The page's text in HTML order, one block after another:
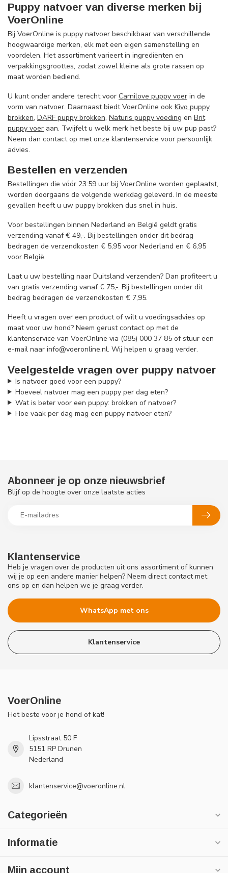
Puppy natvoer van diverse merken bij
VoerOnline
Bij VoerOnline is puppy natvoer beschikbaar van verschillende
hoogwaardige merken, elk met een eigen samenstelling en
voordelen. Het assortiment varieert in ingrediënten en
verpakkingsgroottes, zodat zowel kleine als grote rassen op
maat worden bediend.
U kunt onder andere terecht voor Carnilove puppy voer in de
vorm van natvoer. Daarnaast biedt VoerOnline ook Kivo puppy
brokken, DARF puppy brokken, Naturis puppy voeding en Brit
puppy voer aan. Twijfelt u welk merk het beste bij uw pup past?
Neem dan contact op met onze klantenservice voor persoonlijk
advies.
Bestellen en verzenden
Bestellingen die vóór 23:59 uur bij VoerOnline worden geplaatst,
worden doorgaans de volgende werkdag geleverd. In de meeste
gevallen heeft u uw puppy brokken dus snel in huis.
Voor bestellingen binnen Nederland en België geldt gratis
verzending vanaf € 49,-. Bij bestellingen onder dit bedrag
bedragen de verzendkosten € 5,95 voor Nederland en € 6,95
voor België.
Laat u uw bestelling naar Duitsland verzenden? Dan profiteert u
van gratis verzending vanaf € 75,-. Bij bestellingen onder dit
bedrag bedragen de verzendkosten € 7,95.
Heeft u vragen over een product of wilt u voedingsadvies op
maat voor uw hond? Neem gerust contact op met de
klantenservice van VoerOnline via (085) 000 37 85 of stuur een
e-mail naar info@voeronline.nl. Wij helpen u graag verder.
Veelgestelde vragen over puppy natvoer
Is natvoer goed voor een puppy?
Hoeveel natvoer mag een puppy per dag eten?
Wat is beter voor een puppy: brokken of natvoer?
Hoe vaak per dag mag een puppy natvoer eten?
Klantenservice
Heb je vragen over de producten uit ons assortiment of kunnen
wij je op een andere manier helpen? Neem direct contact met
ons op en dan helpen we je graag verder.
WhatsApp met ons
Klantenservice
Abonneer je op onze nieuwsbrief
Blijf op de hoogte over onze laatste acties
VoerOnline
Het beste voor je hond of kat!
Lipsstraat 50 F
5151 RP Drunen
Nederland
klantenservice@voeronline.nl
Categorieën
Informatie
Mijn account